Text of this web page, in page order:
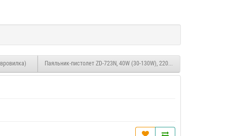
Паяльник-пистолет ZD-723N, 40W (30-130W), 220V, керамический